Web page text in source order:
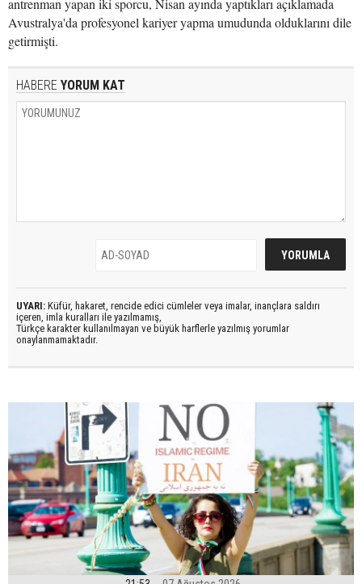
antrenman yapan iki sporcu, Nisan ayında yaptıkları açıklamada
Avustralya'da profesyonel kariyer yapma umudunda olduklarını dile
getirmişti.
HABERE YORUM KAT
UYARI: Küfür, hakaret, rencide edici cümleler veya imalar, inançlara saldırı
içeren, imla kuralları ile yazılmamış,
Türkçe karakter kullanılmayan ve büyük harflerle yazılmış yorumlar
onaylanmamaktadır.